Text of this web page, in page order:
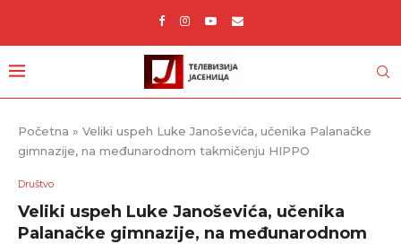
Početna » Veliki uspeh Luke Janoševića, učenika Palanačke
gimnazije, na međunarodnom takmičenju HIPPO
Društvo
Veliki uspeh Luke Janoševića, učenika
Palanačke gimnazije, na međunarodnom